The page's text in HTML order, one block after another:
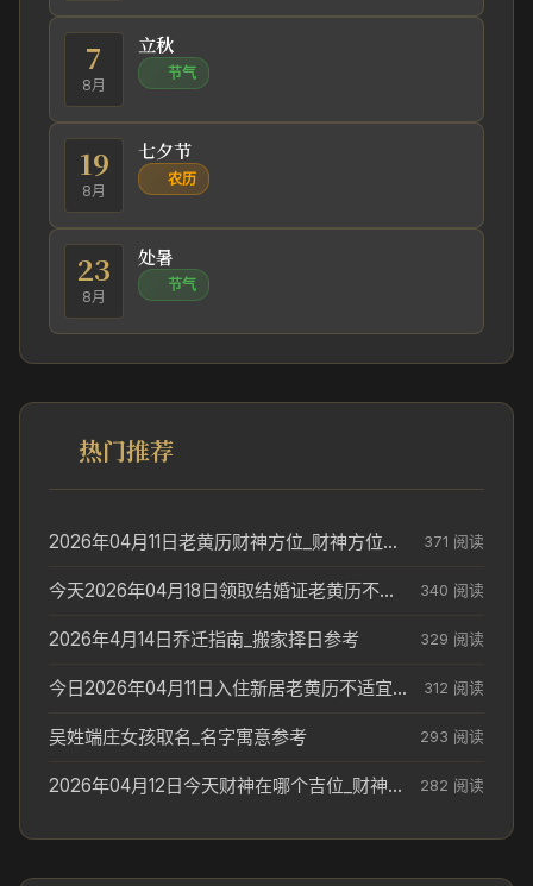
7
8月
立秋
节气
19
8月
七夕节
农历
23
8月
处暑
节气
热门推荐
2026年04月11日老黄历财神方位_财神方位与供奉讲究 371 阅读
今天2026年04月18日领取结婚证老黄历不适合吗_领证日期参考 340 阅读
2026年4月14日乔迁指南_搬家择日参考 329 阅读
今日2026年04月11日入住新居老黄历不适宜吗_搬家择日参考 312 阅读
吴姓端庄女孩取名_名字寓意参考 293 阅读
2026年04月12日今天财神在哪个吉位_财神方位参考 282 阅读